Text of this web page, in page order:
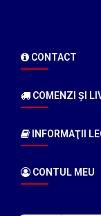
CONTACT
COMENZI ŞI
INFORMAŢII
CONTUL MEU